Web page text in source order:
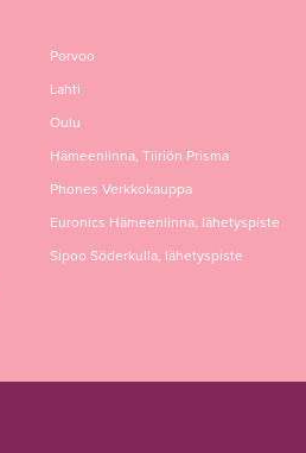
Porvoo
Lahti
Oulu
Hämeenlinna, Tiiriön Prisma
Phones Verkkokauppa
Euronics Hämeenlinna, lähetyspiste
Sipoo Söderkulla, lähetyspiste